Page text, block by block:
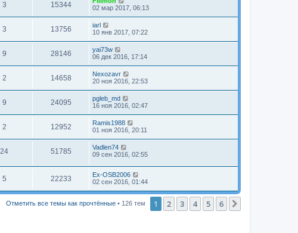
3 15344
02 мар 2017, 06:13
3 13756
iarl
10 янв 2017, 07:22
9 28146
yai73w
06 дек 2016, 17:14
2 14658
Nexozavr
20 ноя 2016, 22:53
9 24095
pgleb_md
16 ноя 2016, 02:47
2 12952
Ramis1988
01 ноя 2016, 20:11
24 51785
Vadlen74
09 сен 2016, 02:55
5 22233
Ex-OSB2006
02 сен 2016, 01:44
Отметить все темы как прочтённые • 126 тем 1 2 3 4 5 6